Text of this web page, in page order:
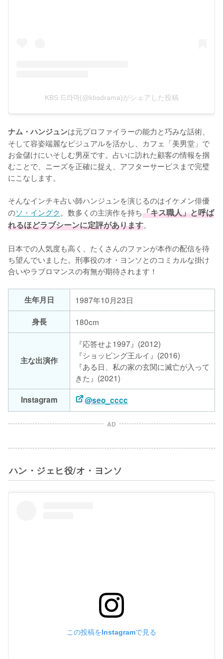
KBS 드라마(@kbsdrama)がシェアした投稿
ナム・ハンジュンは元プロファイラーの能力と巧みな話術、
そして容姿端麗なビジュアルを活かし、カフェ「美男堂」で
お金儲けにいそしむ男巫です。占いに訪れた顧客の情報を掴
むことで、ニーズを正確に捉え、アフターサービスまで完璧
にこなします。
そんなインチキ占い師ハンジュンを演じるのはイケメン俳優
のソ・イングク。数多くの主演作を持ち「キス職人」と呼ば
れるほどラブシーンに定評があります。
日本での人気度も高く、たくさんのファンが本作の配信を待
ち望んでいました。刑事役のオ・ヨンソとのコミカルな掛け
合いやラブロマンスの有無が期待されます！
生年月日
1987年10月23日
身長
180cm
主な出演作
『応答せよ1997』(2012)
『ショッピング王ルイ』(2016)
『ある日、私の家の玄関に滅亡が入って
きた』(2021)
Instagram
@seo_cccc
AD
ハン・ジェヒ役/オ・ヨンソ
この投稿をInstagramで見る